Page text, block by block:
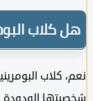
البومرينيان